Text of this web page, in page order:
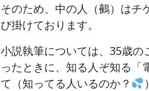
そのため、中の人（鵺）はチ
び掛けております。
小説執筆については、35歳
ったときに、知る人ぞ知る
て（知ってる人いるのか？